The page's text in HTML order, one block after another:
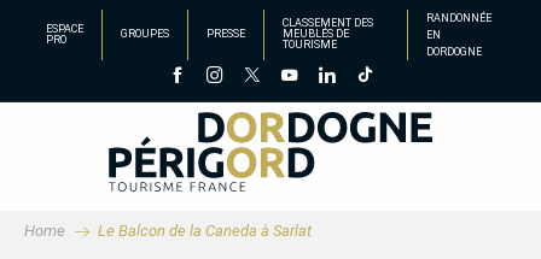
principal
ESPACE
PRO
GROUPES PRESSE
CLASSEMENT DES
MEUBLÉS DE
TOURISME
RANDONNÉE
EN
DORDOGNE
Home Le Balcon de la Caneda à Sarlat